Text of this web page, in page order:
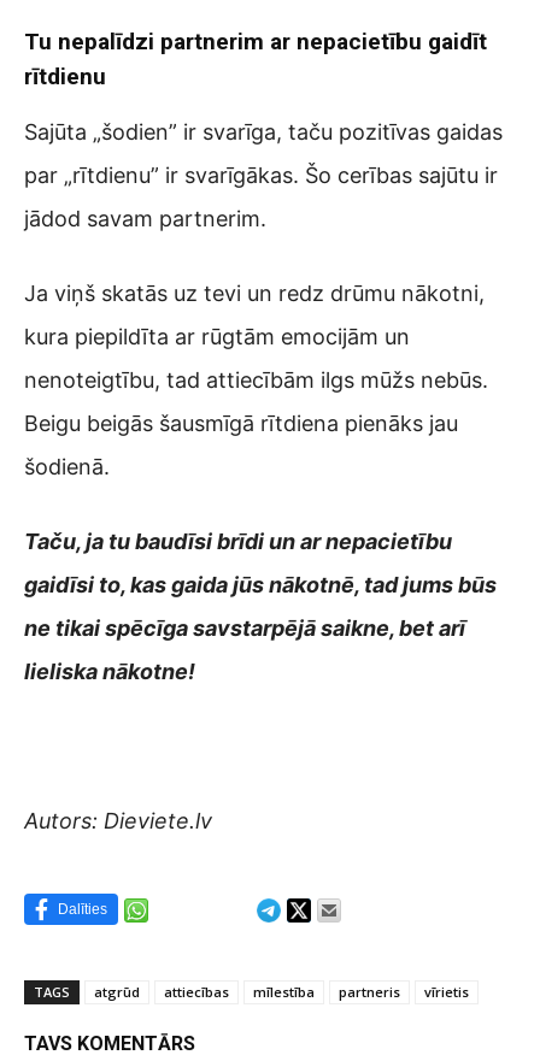
Tu nepalīdzi partnerim ar nepacietību gaidīt
rītdienu
Sajūta „šodien” ir svarīga, taču pozitīvas gaidas
par „rītdienu” ir svarīgākas. Šo cerības sajūtu ir
jādod savam partnerim.
Ja viņš skatās uz tevi un redz drūmu nākotni,
kura piepildīta ar rūgtām emocijām un
nenoteigtību, tad attiecībām ilgs mūžs nebūs.
Beigu beigās šausmīgā rītdiena pienāks jau
šodienā.
Taču, ja tu baudīsi brīdi un ar nepacietību
gaidīsi to, kas gaida jūs nākotnē, tad jums būs
ne tikai spēcīga savstarpējā saikne, bet arī
lieliska nākotne!
Autors: Dieviete.lv
Dalīties
TAGS atgrūd attiecības mīlestība partneris vīrietis
TAVS KOMENTĀRS